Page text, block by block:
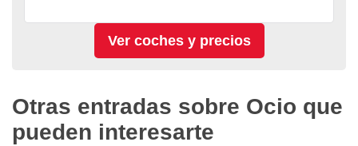
Otras entradas sobre Ocio que
pueden interesarte